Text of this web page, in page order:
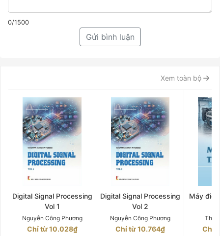
0/1500
Gửi bình luận
Xem toàn bộ
Digital Signal Processing
Vol 1
Nguyễn Công Phương
Chỉ từ 10.028₫
Digital Signal Processing
Vol 2
Nguyễn Công Phương
Chỉ từ 10.764₫
Máy
Chỉ